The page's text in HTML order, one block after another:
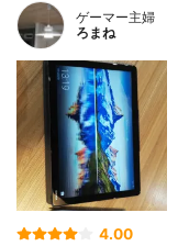
ゲーマー主婦
ろまね
4.00